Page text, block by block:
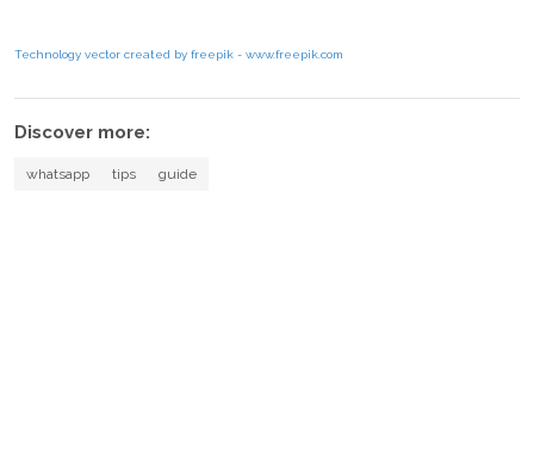
Technology vector created by freepik - www.freepik.com
Discover more:
whatsapp tips guide